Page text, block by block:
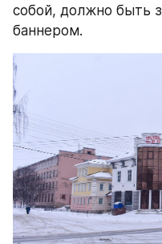
собой, должно быть
баннером.